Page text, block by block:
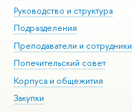
Руководство и структура
Подразделения
Преподаватели и сотрудники
Попечительский совет
Корпуса и общежития
Закупки